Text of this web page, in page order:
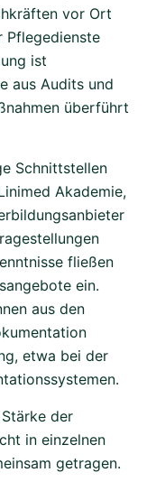
vor Ort
Pflegedienste
ist
aus Audits und
überführt
Schnittstellen
Akademie,
fließen
ein.
aus den
etwa bei der
der
in einzelnen
getragen.